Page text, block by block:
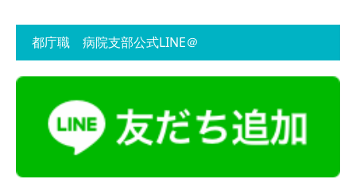
都庁職 病院支部公式LINE＠